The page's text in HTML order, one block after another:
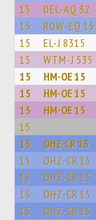
15 DEL-AQ 32
15 ROW-EQ 15
15 EL-J 8315
15 WTM-J 535
15 HM-OE 15
15 HM-OE 15
15 HM-OE 15
15
15 OHZ-CR 15
15 OHZ-CR 15
15 OHZ-CR 15
15 OHZ-CR 15
15 OHZ-CR 15